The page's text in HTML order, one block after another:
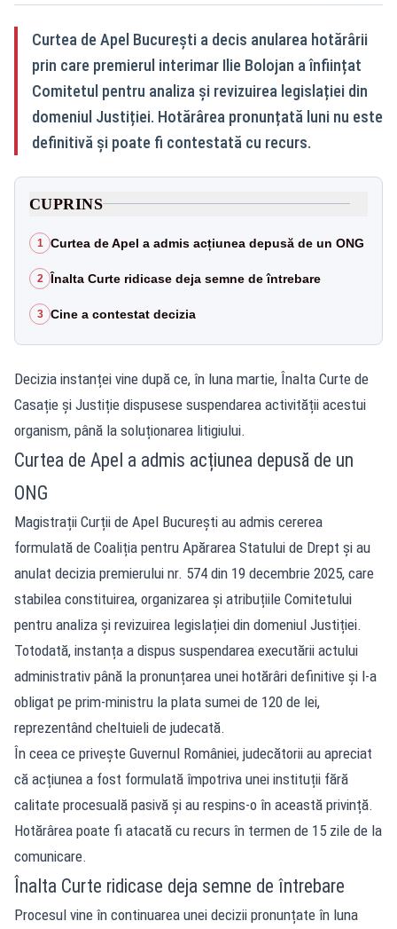
Curtea de Apel București a decis anularea hotărârii
prin care premierul interimar Ilie Bolojan a înființat
Comitetul pentru analiza și revizuirea legislației din
domeniul Justiției. Hotărârea pronunțată luni nu este
definitivă și poate fi contestată cu recurs.
CUPRINS
1 Curtea de Apel a admis acțiunea depusă de un ONG
2 Înalta Curte ridicase deja semne de întrebare
3 Cine a contestat decizia
Decizia instanței vine după ce, în luna martie, Înalta Curte de
Casație și Justiție dispusese suspendarea activității acestui
organism, până la soluționarea litigiului.
Curtea de Apel a admis acțiunea depusă de un
ONG
Magistrații Curții de Apel București au admis cererea
formulată de Coaliția pentru Apărarea Statului de Drept și au
anulat decizia premierului nr. 574 din 19 decembrie 2025, care
stabilea constituirea, organizarea și atribuțiile Comitetului
pentru analiza și revizuirea legislației din domeniul Justiției.
Totodată, instanța a dispus suspendarea executării actului
administrativ până la pronunțarea unei hotărâri definitive și l-a
obligat pe prim-ministru la plata sumei de 120 de lei,
reprezentând cheltuieli de judecată.
În ceea ce privește Guvernul României, judecătorii au apreciat
că acțiunea a fost formulată împotriva unei instituții fără
calitate procesuală pasivă și au respins-o în această privință.
Hotărârea poate fi atacată cu recurs în termen de 15 zile de la
comunicare.
Înalta Curte ridicase deja semne de întrebare
Procesul vine în continuarea unei decizii pronunțate în luna